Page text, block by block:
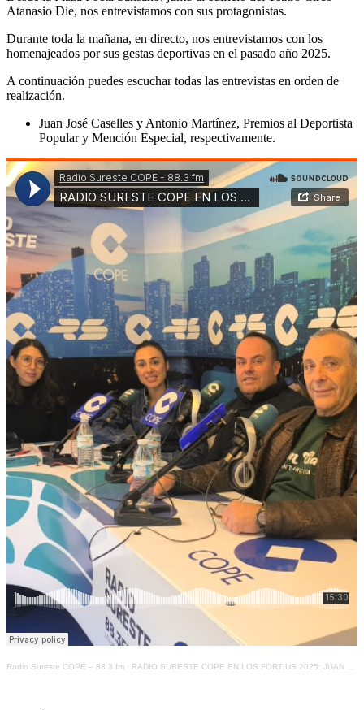
Atanasio Die, nos entrevistamos con sus protagonistas.
Durante toda la mañana, en directo, nos entrevistamos con los
homenajeados por sus gestas deportivas en el pasado año 2025.
A continuación puedes escuchar todas las entrevistas en orden de
realización.
Juan José Caselles y Antonio Martínez, Premios al Deportista
Popular y Mención Especial, respectivamente.
Radio Sureste COPE – 88.3 fm · RADIO SURESTE COPE EN LOS FORTIUS 2025: JUAN JOSÉ CASELLES Y ANTONIO MARTÍNEZ, DEPORTISTA POPULAR Y MENCIÓN ESPECIAL